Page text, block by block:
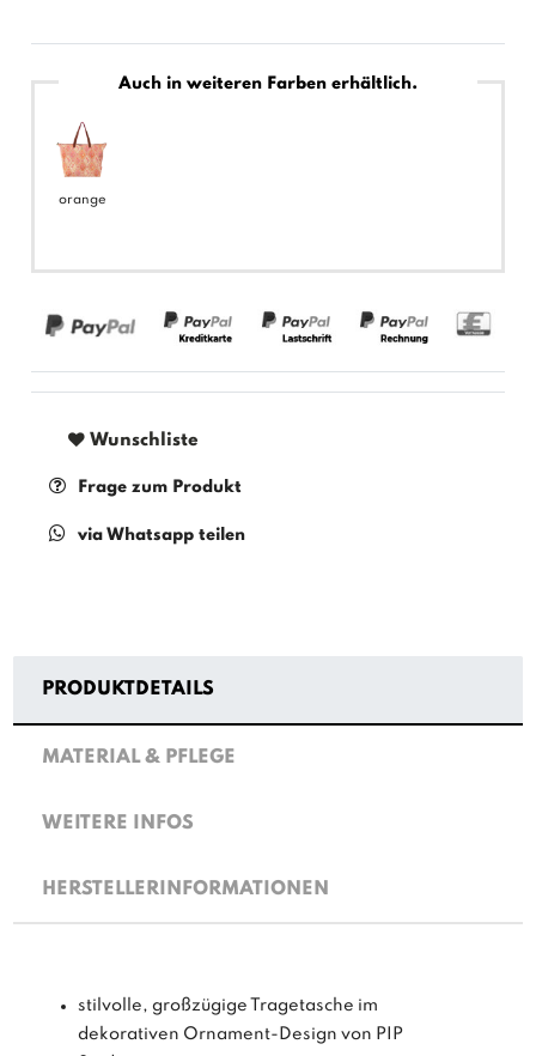
Auch in weiteren Farben erhältlich.
orange
Wunschliste
Frage zum Produkt
via Whatsapp teilen
PRODUKTDETAILS
MATERIAL & PFLEGE
WEITERE INFOS
HERSTELLERINFORMATIONEN
stilvolle, großzügige Tragetasche im
dekorativen Ornament-Design von PIP